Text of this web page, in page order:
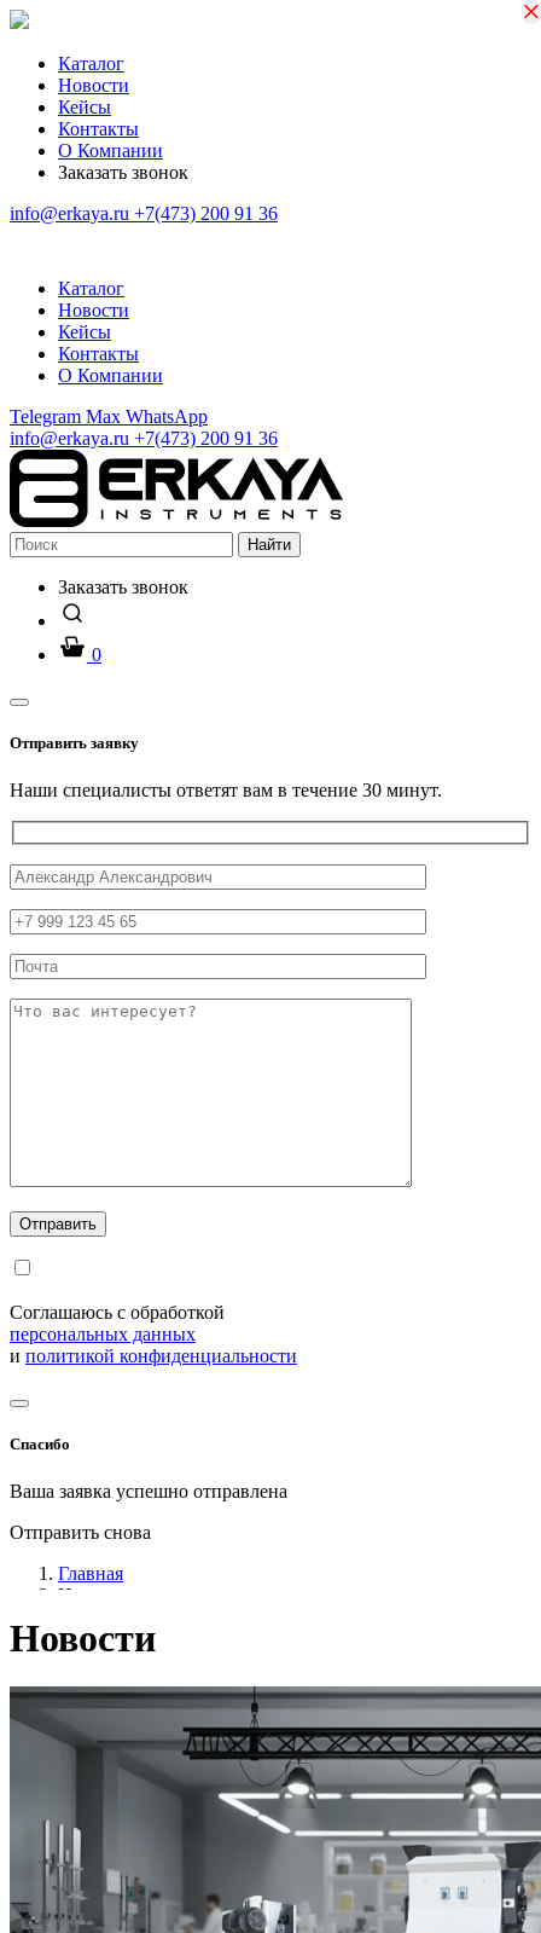
Каталог
Новости
Кейсы
Контакты
О Компании
Заказать звонок
info@erkaya.ru +7(473) 200 91 36
Каталог
Новости
Кейсы
Контакты
О Компании
Telegram Max WhatsApp
info@erkaya.ru +7(473) 200 91 36
Найти
Заказать звонок
0
Отправить заявку
Наши специалисты ответят вам в течение 30 минут.
Соглашаюсь с обработкой
персональных данных
и политикой конфиденциальности
Спасибо
Ваша заявка успешно отправлена
Отправить снова
Главная
Новости
Новости
×
×